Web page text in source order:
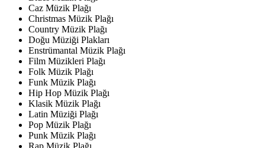
Caz Müzik Plağı
Christmas Müzik Plağı
Country Müzik Plağı
Doğu Müziği Plakları
Enstrümantal Müzik Plağı
Film Müzikleri Plağı
Folk Müzik Plağı
Funk Müzik Plağı
Hip Hop Müzik Plağı
Klasik Müzik Plağı
Latin Müziği Plağı
Pop Müzik Plağı
Punk Müzik Plağı
Rap Müzik Plağı